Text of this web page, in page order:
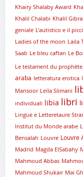
Khairy Shalaby Award
Khalil Chalabi Khalil
geniale L'autistico e il
Ladies of the moon Laila
Saab Le bleu caftan Le
Le testament du prophète
araba letteratura erotica
Mansoor Leïla Slimani
individuali libia libri
Lingue e Letteretaure
lnstitut du Monde arabe
Bensalah Louvre Louvre
Madrid Magda ElSabahy
Mahmoud Abbas
Mahmoud Shukair Mai